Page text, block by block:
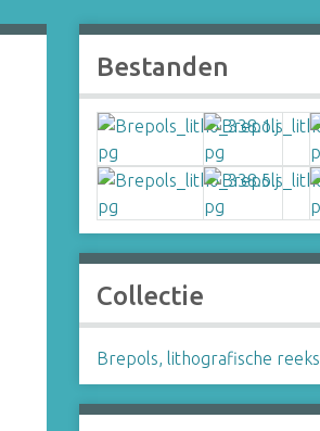
Bestanden
Collectie
Brepols, lithografische reeks